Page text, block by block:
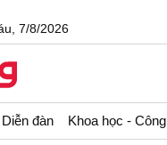
7/8/2026
Diễn đàn Khoa học -